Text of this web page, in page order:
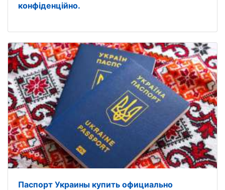
конфіденційно.
Паспорт Украины купить официально